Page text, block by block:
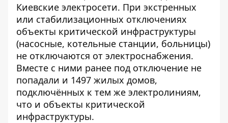
Киевские электросети. При экстренных
или стабилизационных отключениях
объекты критической инфраструктуры
(насосные, котельные станции, больницы)
не отключаются от электроснабжения.
Вместе с ними ранее под отключение не
попадали и 1497 жилых домов,
подключённых к тем же электролиниям,
что и объекты критической
инфраструктуры.